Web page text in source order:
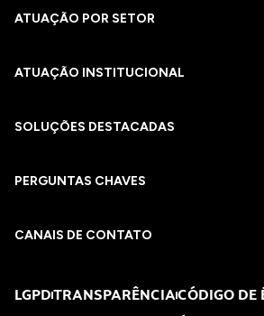
ATUAÇÃO POR SETOR
ATUAÇÃO INSTITUCIONAL
SOLUÇÕES DESTACADAS
PERGUNTAS CHAVES​
CANAIS DE CONTATO
LGPDTRANSPARÊNCIACÓDIGO DE